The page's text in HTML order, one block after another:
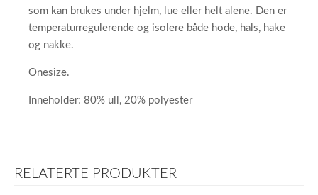
som kan brukes under hjelm, lue eller helt alene. Den er
temperaturregulerende og isolere både hode, hals, hake
og nakke.
Onesize.
Inneholder: 80% ull, 20% polyester
RELATERTE PRODUKTER